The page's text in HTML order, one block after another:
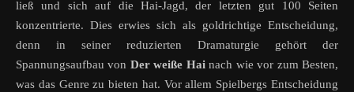
ließ und sich auf die Hai-Jagd, der letzten gut 100 Seiten
konzentrierte. Dies erwies sich als goldrichtige Entscheidung,
denn in seiner reduzierten Dramaturgie gehört der
Spannungsaufbau von Der weiße Hainach wie vor zum Besten,
was das Genre zu bieten hat. Vor allem Spielbergs Entscheidung